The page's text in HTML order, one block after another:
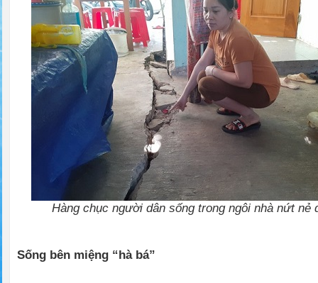
Hàng chục người dân sống trong ngôi nhà nứt nẻ
Sống bên miệng “hà bá”